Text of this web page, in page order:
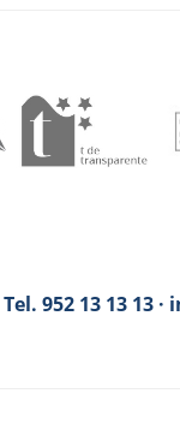
952 13 13 13 ·